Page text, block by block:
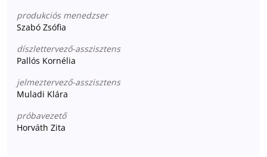
produkciós menedzser
Szabó Zsófia
díszlettervező-asszisztens
Pallós Kornélia
jelmeztervező-asszisztens
Muladi Klára
próbavezető
Horváth Zita